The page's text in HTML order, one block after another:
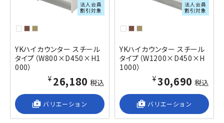
法人会員
割引対象
YKハイカウンター スチール
タイプ（W800×D450×H1
000）
¥26,180 税込
shop_2 バリエーション
法人会員
割引対象
YKハイカウンター スチール
タイプ（W1200×D450×H
1000）
¥30,690 税込
shop_2 バリエーション